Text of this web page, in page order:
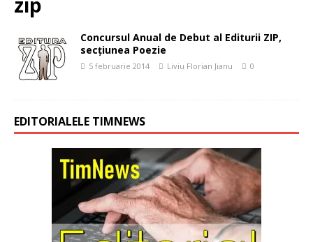
Concursul Anual de Debut al Editurii ZIP,
secţiunea Poezie
5 februarie 2014 Liviu Florian Jianu 0
EDITORIALELE TIMNEWS